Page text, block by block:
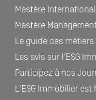
Mastère
Mastère
Le guide des
Les avis sur l'ESG
Participez à nos
L'ESG Immobilier